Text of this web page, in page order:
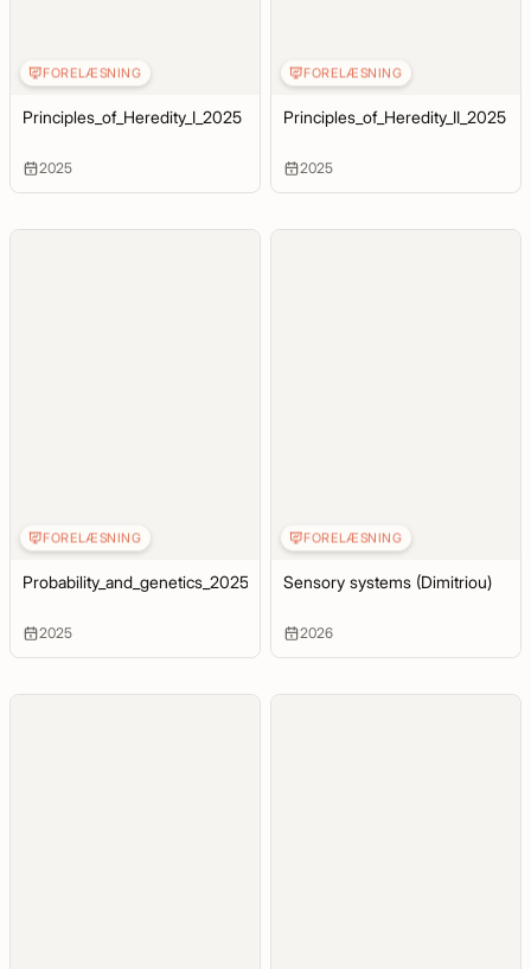
FORELÆSNING
Principles_of_Heredity_I_2025
2025
FORELÆSNING
Principles_of_Heredity_II_2025
2025
FORELÆSNING
Probability_and_genetics_2025
2025
FORELÆSNING
Sensory systems (Dimitriou)
2026